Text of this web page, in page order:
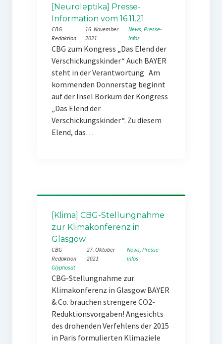
[Neuroleptika] Presse-
Information vom 16.11.21
CBG
Redaktion
16. November
2021
News, Presse-
Infos
CBG zum Kongress „Das Elend der
Verschickungskinder“ Auch BAYER
steht in der Verantwortung Am
kommenden Donnerstag beginnt
auf der Insel Borkum der Kongress
„Das Elend der
Verschickungskinder“. Zu diesem
Elend, das…
[Klima] CBG-Stellungnahme
zur Klimakonferenz in
Glasgow
CBG
Redaktion
27. Oktober
2021
News, Presse-
Infos
Glyphosat
CBG-Stellungnahme zur
Klimakonferenz in Glasgow BAYER
& Co. brauchen strengere CO2-
Reduktionsvorgaben! Angesichts
des drohenden Verfehlens der 2015
in Paris formulierten Klimaziele